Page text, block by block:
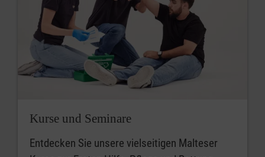
Kurse und Seminare
Entdecken Sie unsere vielseitigen Malteser